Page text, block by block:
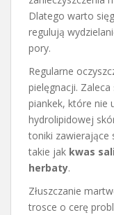
Dlatego warto
regulują
pory.
Regularne
pielęgnacji.
piankek, które nie
hydrolipidowej
toniki zawierające
takie jak kwas
herbaty.
Złuszczanie
trosce o cerę